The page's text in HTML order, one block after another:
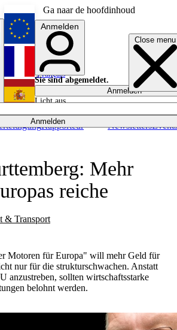
Ga naar de hoofdinhoud
Close menu
Anmelden
& Transport
Rapporteur NewslettersEvents
English
Français
Anmelden
Sie sind abgemeldet.
Anmelden
Licht aus
Mehr
reiche
Motoren für Europa" will mehr Geld für
nur für die strukturschwachen. Anstatt
anzustreben, sollten wirtschaftsstarke
belohnt werden.